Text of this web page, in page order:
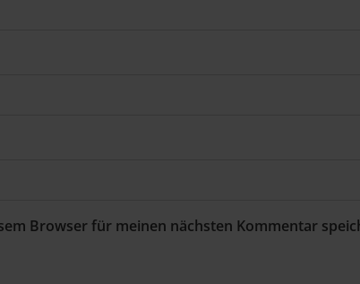
Browser für meinen nächsten Kommentar